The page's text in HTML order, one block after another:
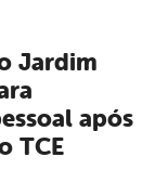
Jardim
após
TCE